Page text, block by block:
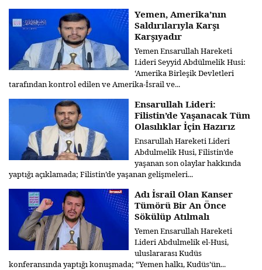
Yemen, Amerika’nın
Saldırılarıyla Karşı
Karşıyadır
Yemen Ensarullah Hareketi
Lideri Seyyid Abdülmelik Husi:
‘Amerika Birleşik Devletleri
tarafından kontrol edilen ve Amerika-İsrail ve...
Ensarullah Lideri:
Filistin’de Yaşanacak Tüm
Olasılıklar İçin Hazırız
Ensarullah Hareketi Lideri
Abdulmelik Husi, Filistin’de
yaşanan son olaylar hakkında
yaptığı açıklamada; Filistin’de yaşanan gelişmeleri...
Adı İsrail Olan Kanser
Tümörü Bir An Önce
Sökülüp Atılmalı
Yemen Ensarullah Hareketi
Lideri Abdulmelik el-Husi,
uluslararası Kudüs
konferansında yaptığı konuşmada; “Yemen halkı, Kudüs’ün...